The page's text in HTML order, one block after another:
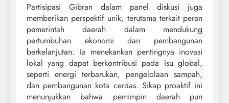
Partisipasi Gibran dalam panel diskusi juga
memberikan perspektif unik, terutama terkait peran
pemerintah daerah dalam mendukung
pertumbuhan ekonomi dan pembangunan
berkelanjutan. Ia menekankan pentingnya inovasi
lokal yang dapat berkontribusi pada isu global,
seperti energi terbarukan, pengelolaan sampah,
dan pembangunan kota cerdas. Sikap proaktif ini
menunjukkan bahwa pemimpin daerah pun